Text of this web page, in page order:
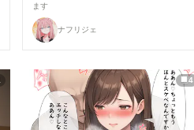
ます
ナフリジェ
4